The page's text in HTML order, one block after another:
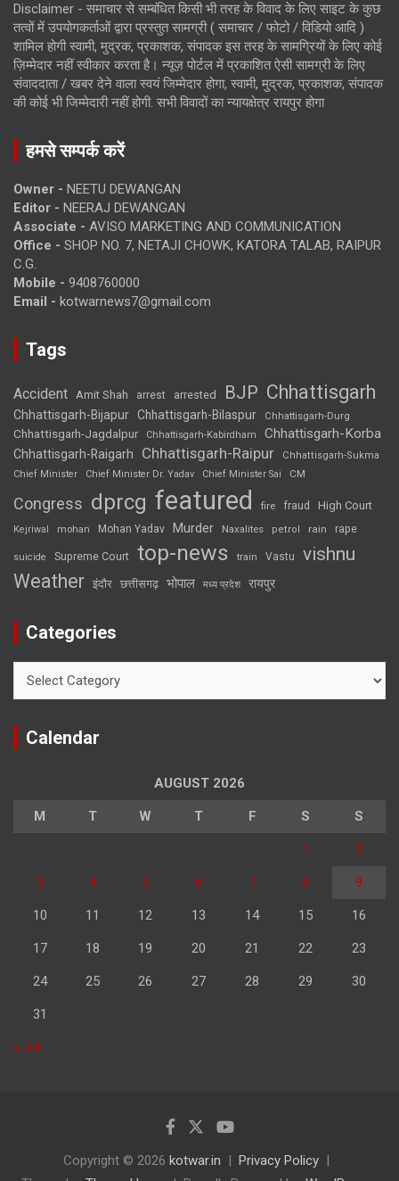
Disclaimer - समाचार से सम्बंधित किसी भी तरह के विवाद के लिए साइट के कुछ
तत्वों में उपयोगकर्ताओं द्वारा प्रस्तुत सामग्री ( समाचार / फोटो / विडियो आदि )
शामिल होगी स्वामी, मुद्रक, प्रकाशक, संपादक इस तरह के सामग्रियों के लिए कोई
ज़िम्मेदार नहीं स्वीकार करता है। न्यूज़ पोर्टल में प्रकाशित ऐसी सामग्री के लिए
संवाददाता / खबर देने वाला स्वयं जिम्मेदार होगा, स्वामी, मुद्रक, प्रकाशक, संपादक
की कोई भी जिम्मेदारी नहीं होगी. सभी विवादों का न्यायक्षेत्र रायपुर होगा
हमसे सम्पर्क करें
Owner - NEETU DEWANGAN
Editor - NEERAJ DEWANGAN
Associate - AVISO MARKETING AND COMMUNICATION
Office - SHOP NO. 7, NETAJI CHOWK, KATORA TALAB, RAIPUR
C.G.
Mobile - 9408760000
Email - kotwarnews7@gmail.com
Tags
Accident Amit Shah arrest arrested BJP Chhattisgarh
Chhattisgarh-Bijapur Chhattisgarh-Bilaspur Chhattisgarh-Durg
Chhattisgarh-Jagdalpur Chhattisgarh-Kabirdham Chhattisgarh-Korba
Chhattisgarh-Raigarh Chhattisgarh-Raipur
Chhattisgarh-Sukma
Chief Minister
Chief Minister Dr. Yadav Chief Minister Sai CM
Congress dprcg featured fire fraud High Court
Kejriwal mohan Mohan Yadav Murder Naxalites petrol rain rape
suicide Supreme Court top-news train Vastu vishnu
Weather इंदौर छत्तीसगढ़ भोपाल मध्य प्रदेश रायपुर
Categories
Calendar
AUGUST 2026
M T W T F S S
1 2
3 4 5 6 7 8 9
10 11 12 13 14 15 16
17 18 19 20 21 22 23
24 25 26 27 28 29 30
31
« Jul
Copyright © 2026 kotwar.in
Privacy Policy